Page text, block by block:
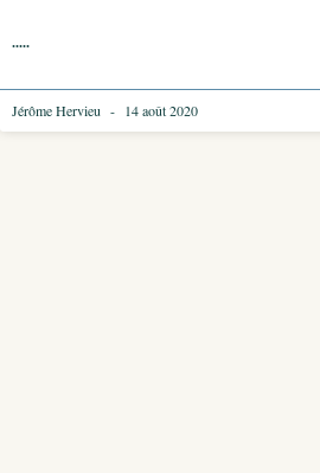
.....
Jérôme Hervieu 14 août 2020